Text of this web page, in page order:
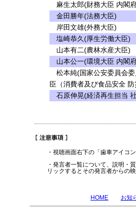
麻生太郎(財務大臣 内閣
金田勝年(法務大臣)
岸田文雄(外務大臣)
塩崎恭久(厚生労働大臣)
山本有二(農林水産大臣)
山本公一(環境大臣 内閣
松本純(国家公安委員会委
臣（消費者及び食品安全 防
石原伸晃(経済再生担当
・視聴画面右下の「歯車アイコ
・発言者一覧について、説明・
リックするとその発言者からの
HOME お知